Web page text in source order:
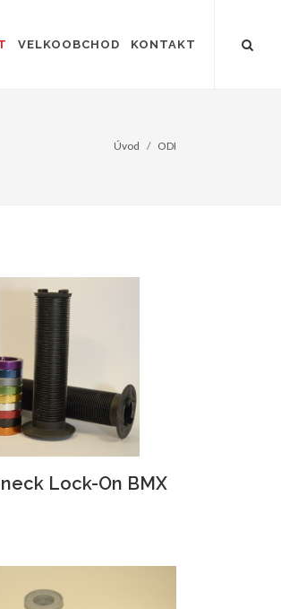
VELKOOBCHOD KONTAKT
Úvod ODI
Lock-On BMX